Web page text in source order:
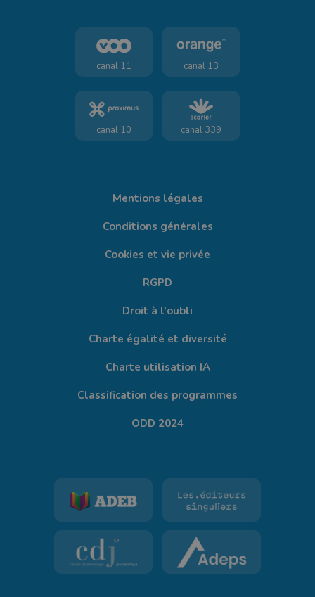
canal 11 canal 13
canal 10 canal 339
Mentions légales
Conditions générales
Cookies et vie privée
RGPD
Droit à l'oubli
Charte égalité et diversité
Charte utilisation IA
Classification des programmes
ODD 2024